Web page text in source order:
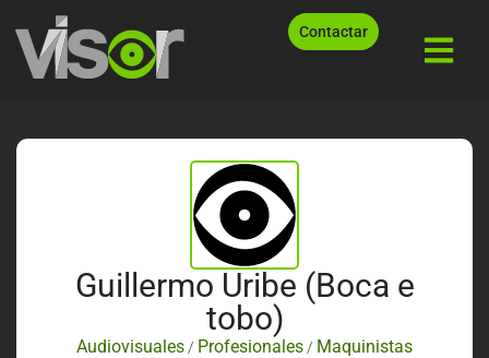
Contactar
Guillermo Uribe (Boca e
tobo)
Audiovisuales / Profesionales / Maquinistas